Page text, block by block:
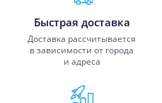
Быстрая доставка
Доставка рассчитывается
в зависимости от города
и адреса